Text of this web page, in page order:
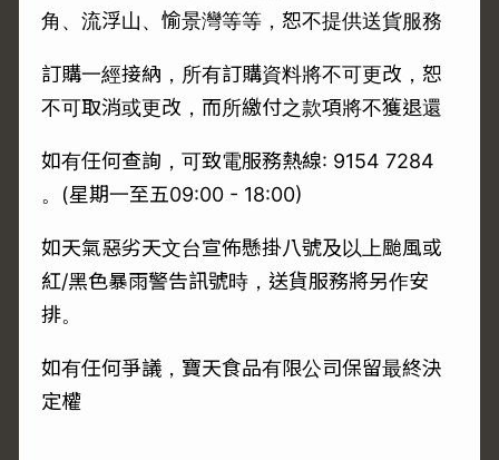
角、流浮山、愉景灣等等，恕不提供送貨服務
訂購一經接納，所有訂購資料將不可更改，恕
不可取消或更改，而所繳付之款項將不獲退還
如有任何查詢，可致電服務熱線: 9154 7284
。(星期一至五09:00 - 18:00)
如天氣惡劣天文台宣佈懸掛八號及以上颱風或
紅/黑色暴雨警告訊號時，送貨服務將另作安
排。
如有任何爭議，寶天食品有限公司保留最終決
定權